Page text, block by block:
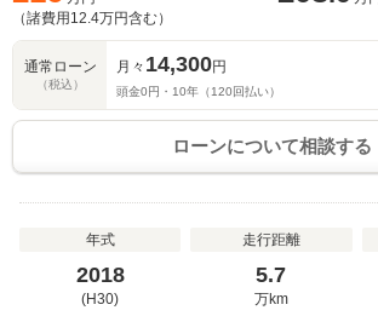
（諸費用 12.4万円含む）
通常ローン
（税込）
月々 14,300円
頭金0円・ 10年（120 回払い）
ローンについて相談する
年式
2018
(H30)
走行距離
5.7
万km